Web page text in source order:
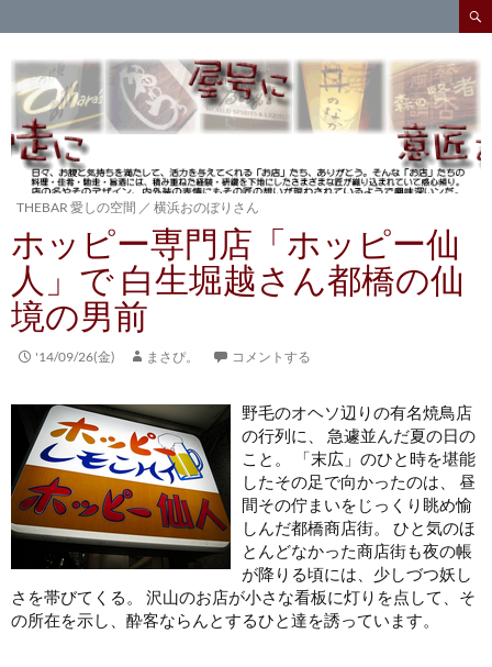
索
ン
テ
ン
ツ
へ
キ
プ
THEBAR 愛しの空間 ／ 横浜おのぼりさん
ホッピー専門店「ホッピー仙
人」で 白生堀越さん都橋の仙
境の男前
'14/09/26(金) まさぴ。 コメントする
野毛のオヘソ辺りの有名焼鳥店
の行列に、 急遽並んだ夏の日の
こと。 「末広」のひと時を堪能
したその足で向かったのは、 昼
間その佇まいをじっくり眺め愉
しんだ都橋商店街。 ひと気のほ
とんどなかった商店街も夜の帳
が降りる頃には、少しづつ妖し
さを帯びてくる。 沢山のお店が小さな看板に灯りを点して、そ
の所在を示し、酔客ならんとするひと達を誘っています。